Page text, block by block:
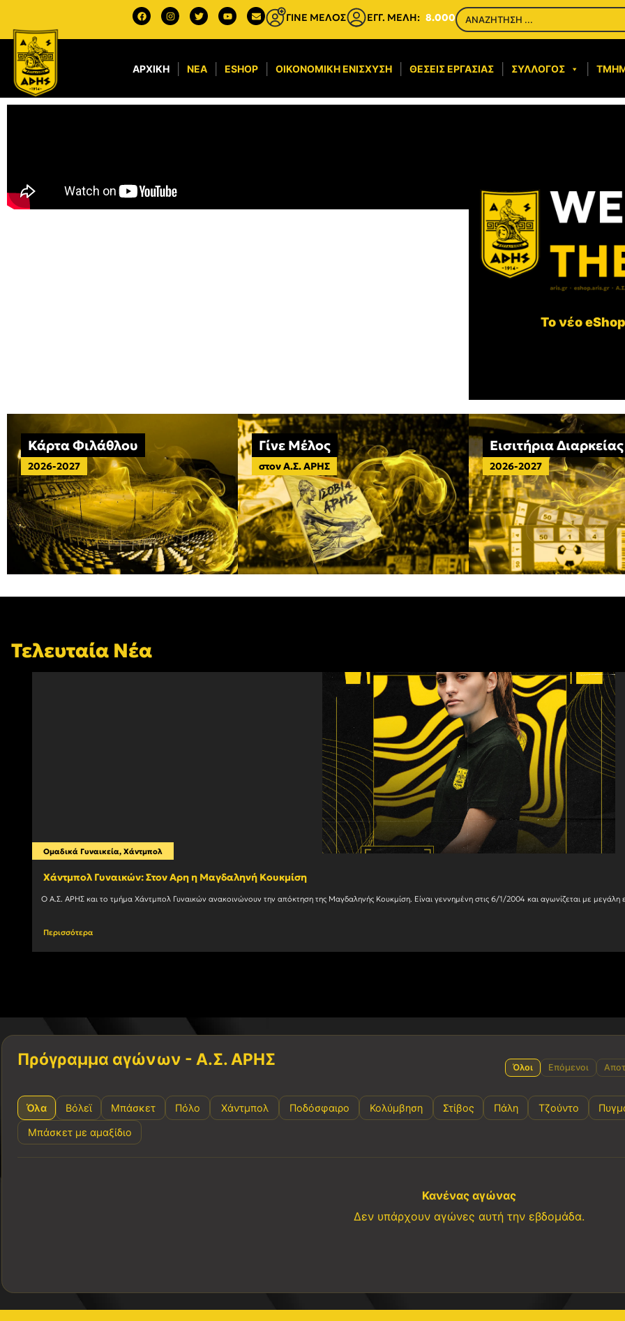
ΓΙΝΕ ΜΕΛΟΣ ΕΓΓ. ΜΕΛΗ: 8.000
ΑΡΧΙΚΉ ΝΈΑ ESHOP ΟΙΚΟΝΟΜΙΚΉ ΕΝΊΣΧΥΣΗ​ ΘΈΣΕΙΣ ΕΡΓΑΣΊΑΣ ΣΎΛΛΟΓΟΣ
Το νέο
Κάρτα Φιλάθλου
2026-2027
Γίνε Μέλος
στον Α.Σ. ΑΡΗΣ
Εισιτήρια Διαρκείας
2026-2027
Τελευταία Νέα
Ομαδικά Γυναικεία, Χάντμπολ
Χάντμπολ Γυναικών: Στον Αρη η Μαγδαληνή Κουκμίση
Περισσότερα
Πρόγραμμα αγώνων - Α.Σ. ΑΡΗΣ Όλοι Επόμενοι
Όλα Βόλεϊ Μπάσκετ Πόλο Χάντμπολ Ποδόσφαιρο Κολύμβηση Στίβος Πάλη Τζούντο
Μπάσκετ με αμαξίδιο
Κανένας αγώνας
Δεν υπάρχουν αγώνες αυτή την εβδομάδα.